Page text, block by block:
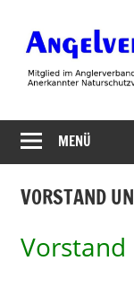
Inhalt
springen
MENÜ
VORSTAND
Vorstand